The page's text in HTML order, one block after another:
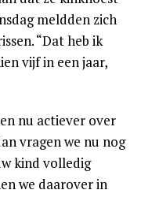
meldden zich
“Dat heb ik
vijf in een jaar,
nu actiever over
vragen we nu nog
kind volledig
we daarover in